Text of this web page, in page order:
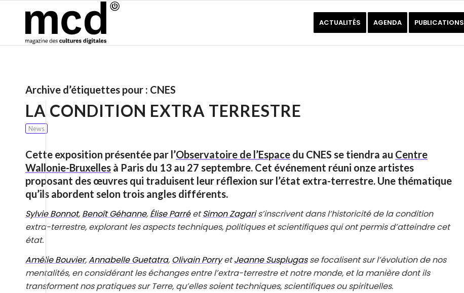
ACTUALITÉS AGENDA PUBLICATIONS
Archive d’étiquettes pour : CNES
LA CONDITION EXTRA TERRESTRE
News
Cette exposition présentée par l’Observatoire de l’Espace du CNES se tiendra au Centre
Wallonie-Bruxelles à Paris du 13 au 27 septembre. Cet événement réuni onze artistes
proposant des œuvres qui traduisent leur réflexion sur l’état extra-terrestre. Une thématique
qu’ils abordent selon trois angles différents.
Sylvie Bonnot, Benoît Géhanne, Élise ParréetSimon Zagaris’inscrivent dans l’historicité de la condition
extra-terrestre, explorant les aspects techniques, politiques et scientifiques qui ont permis d’atteindre cet
état.
Amélie Bouvier,Annabelle Guetatra, Olivain PorryetJeanne Susplugasse focalisent sur l’évolution de nos
mentalités, en considérant les échanges entre l’extra-terrestre et notre monde, et la manière dont ils
transforment nos pratiques sur Terre, qu’elles soient techniques, scientifiques ou spirituelles.